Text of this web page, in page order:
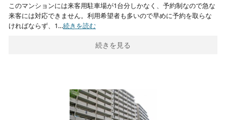
このマンションには来客用駐車場が1台分しかなく、予約制なので急な
来客には対応できません。利用希望者も多いので早めに予約を取らな
ければならず、1…続きを読む
続きを見る